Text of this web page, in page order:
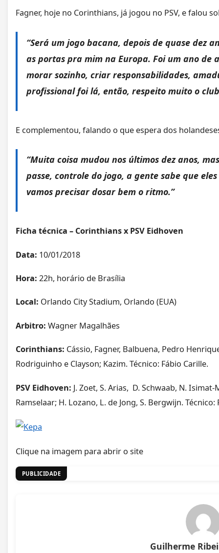
Fagner, hoje no Corinthians, já jogou no PSV, e falou
“Será um jogo bacana, depois de quase dez
as portas pra mim na Europa. Foi um ano de
morar sozinho, criar responsabilidades,
profissional foi lá, então, respeito muito o
E complementou, falando o que espera dos
“Muita coisa mudou nos últimos dez anos,
passe, controle do jogo, a gente sabe que
vamos precisar dosar bem o ritmo.”
Ficha técnica – Corinthiansx PSV Eidhoven
Data: 10/01/2018
Hora: 22h, horário de Brasília
Local: Orlando City Stadium, Orlando (EUA)
Arbitro: Wagner Magalhães
Corinthians: Cássio, Fagner, Balbuena, Pedro
Rodriguinho e Clayson; Kazim. Técnico: Fábio Carille.
PSV Eidhoven: J. Zoet, S. Arias, D. Schwaab, N.
Ramselaar; H. Lozano, L. de Jong, S. Bergwijn. Técnico:
Clique na imagem para abrir o site
PUBLICIDADE
Guilherme